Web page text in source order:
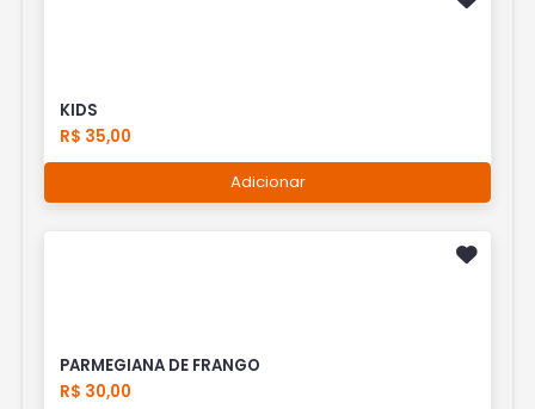
KIDS
R$ 35,00
Adicionar
PARMEGIANA DE FRANGO
R$ 30,00